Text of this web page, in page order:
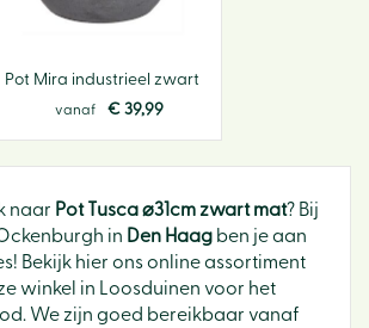
Pot Mira industrieel zwart
vanaf € 39,99
naar Pot Tusca ⌀31cm zwart mat? Bij
in Den Haag ben je aan
Bekijk hier ons online assortiment
winkel in Loosduinen voor het
We zijn goed bereikbaar vanaf